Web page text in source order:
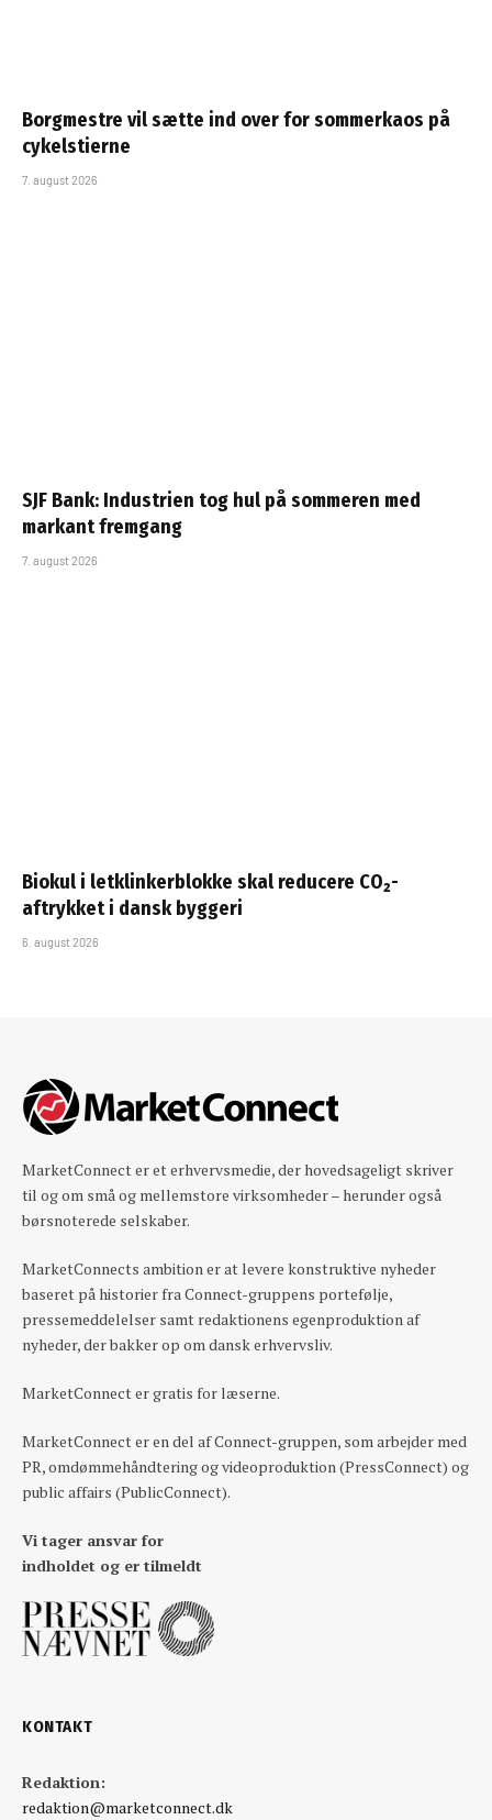
Borgmestre vil sætte ind over for sommerkaos på
cykelstierne
7. august 2026
SJF Bank: Industrien tog hul på sommeren med
markant fremgang
7. august 2026
Biokul i letklinkerblokke skal reducere CO₂-
aftrykket i dansk byggeri
6. august 2026
MarketConnect er et erhvervsmedie, der hovedsageligt skriver
til og om små og mellemstore virksomheder – herunder også
børsnoterede selskaber.
MarketConnects ambition er at levere konstruktive nyheder
baseret på historier fra Connect-gruppens portefølje,
pressemeddelelser samt redaktionens egenproduktion af
nyheder, der bakker op om dansk erhvervsliv.
MarketConnect er gratis for læserne.
MarketConnect er en del af Connect-gruppen, som arbejder med
PR, omdømmehåndtering og videoproduktion (PressConnect) og
public affairs (PublicConnect).
Vi tager ansvar for
indholdet og er tilmeldt
KONTAKT
Redaktion:
redaktion@marketconnect.dk